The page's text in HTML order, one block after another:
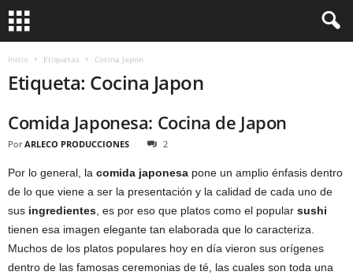
Inicio Etiquetas Cocina Japon
Etiqueta: Cocina Japon
Comida Japonesa: Cocina de Japon
Por ARLECO PRODUCCIONES 2
Por lo general, la comida japonesa pone un amplio énfasis dentro
de lo que viene a ser la presentación y la calidad de cada uno de
sus ingredientes , es por eso que platos como el popular sushi
tienen esa imagen elegante tan elaborada que lo caracteriza.
Muchos de los platos populares hoy en día vieron sus orígenes
dentro de las famosas ceremonias de té, las cuales son toda una